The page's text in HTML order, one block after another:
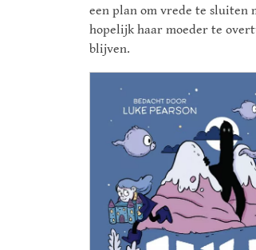
een plan om vrede te sluiten
hopelijk haar moeder te
blijven.